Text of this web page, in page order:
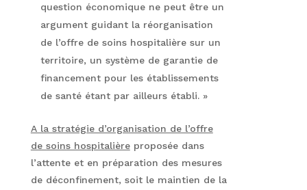
question économique ne peut être un
argument guidant la réorganisation
de l’offre de soins hospitalière sur un
territoire, un système de garantie de
financement pour les établissements
de santé étant par ailleurs établi. »
A la stratégie d’organisation de l’offre
de soins hospitalièreproposée dans
l’attente et en préparation des mesures
de déconfinement, soit le maintien de la